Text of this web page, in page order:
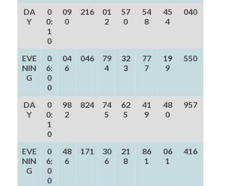
DA
Y
0
0:
1
0
09
0
216
01
2
57
0
54
8
45
4
040
EVE
NIN
G
0
6:
0
0
04
6
046
79
4
32
3
77
7
19
9
550
DA
Y
0
0:
1
0
98
2
824
74
5
62
5
41
9
48
0
957
EVE
NIN
G
0
6:
0
0
48
6
171
30
6
21
8
86
1
06
1
416